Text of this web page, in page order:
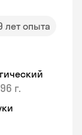
лет опыта
г.